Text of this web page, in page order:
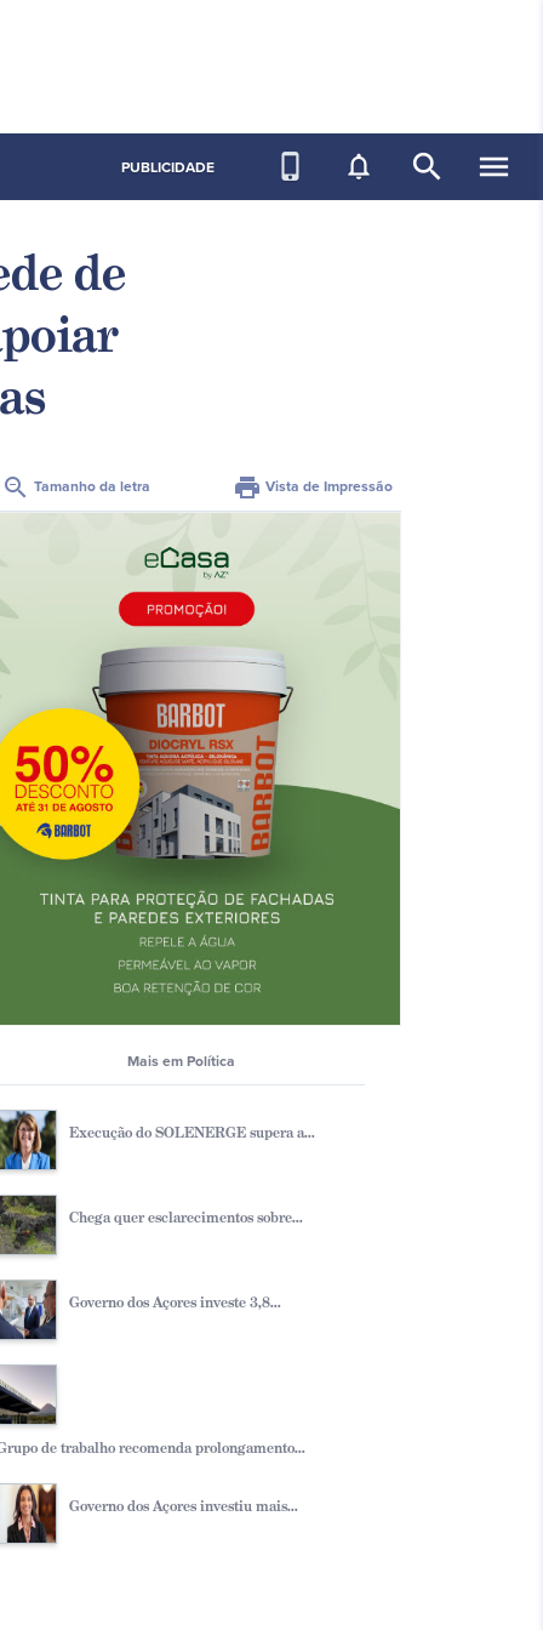
PUBLICIDADE phone_iphone notifications_none search menu
de
zoom_out Tamanho da letra print Vista de Impressão
Mais em Polí­tica
Execução do SOLENERGE supera a...
Chega quer esclarecimentos sobre...
Governo dos Açores investe 3,8...
de trabalho recomenda prolongamento...
Governo dos Açores investiu mais...